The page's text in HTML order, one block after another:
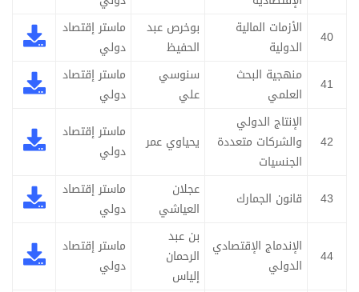
40
الأزمات المالية
الدولية
بوخرص عبد
الحفيظ
ماستر إقتصاد
دولي
41
منهجية البحث
العلمي
سنوسي
علي
ماستر إقتصاد
دولي
42
الإنتاج الدولي
والشركات متعددة
الجنسيات
يحياوي عمر
ماستر إقتصاد
دولي
43 قانون الجمارك
عجلان
العياشي
ماستر إقتصاد
دولي
44
الإندماج الإقتصادي
الدولي
بن عبد
الرحمان
إلياس
ماستر إقتصاد
دولي